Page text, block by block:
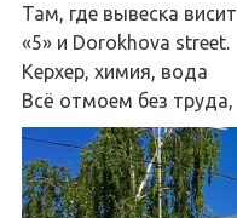
Там, где вывеска висит
«5» и Dorokhova street.
Керхер, химия, вода
Всё отмоем без труда,